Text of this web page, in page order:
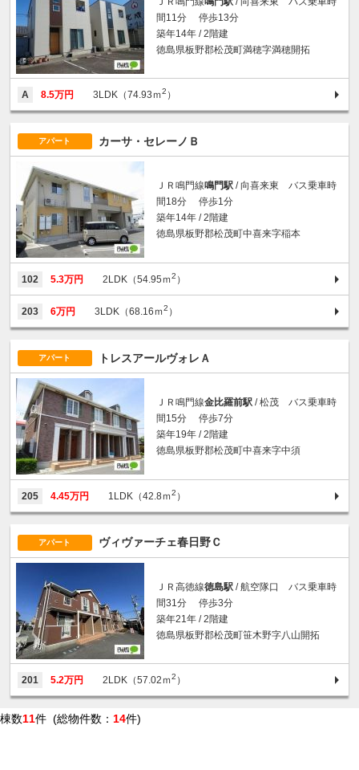
間11分 停歩13分
築年14年 / 2階建
徳島県板野郡松茂町満穂字満穂開拓
A 8.5万円 3LDK（74.93ｍ2 ）
アパート カーサ・セレーノＢ
ＪＲ鳴門線鳴門駅 / 向喜来東 バス乗車時
間18分 停歩1分
築年14年 / 2階建
徳島県板野郡松茂町中喜来字稲本
102 5.3万円 2LDK（54.95ｍ2 ）
203 6万円 3LDK（68.16ｍ2 ）
アパート トレスアールヴォレＡ
ＪＲ鳴門線金比羅前駅 / 松茂 バス乗車時
間15分 停歩7分
築年19年 / 2階建
徳島県板野郡松茂町中喜来字中須
205 4.45万円 1LDK（42.8ｍ2 ）
アパート ヴィヴァーチェ春日野Ｃ
ＪＲ高徳線徳島駅 / 航空隊口 バス乗車時
間31分 停歩3分
築年21年 / 2階建
徳島県板野郡松茂町笹木野字八山開拓
201 5.2万円 2LDK（57.02ｍ2 ）
棟数11件 (総物件数： 14件)